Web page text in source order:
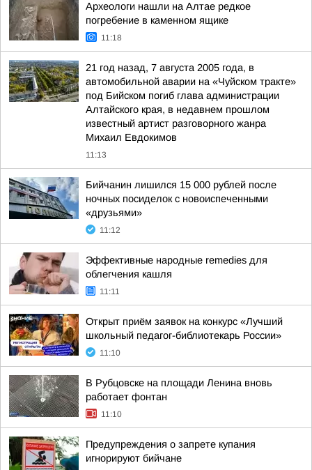
Археологи нашли на Алтае редкое
погребение в каменном ящике
11:18
21 год назад, 7 августа 2005 года, в
автомобильной аварии на «Чуйском тракте»
под Бийском погиб глава администрации
Алтайского края, в недавнем прошлом
известный артист разговорного жанра
Михаил Евдокимов
11:13
Бийчанин лишился 15 000 рублей после
ночных посиделок с новоиспеченными
«друзьями»
11:12
Эффективные народные remedies для
облегчения кашля
11:11
Открыт приём заявок на конкурс «Лучший
школьный педагог-библиотекарь России»
11:10
В Рубцовске на площади Ленина вновь
работает фонтан
11:10
Предупреждения о запрете купания
игнорируют бийчане